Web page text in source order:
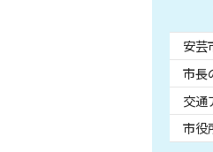
安芸
市長
交通
市役